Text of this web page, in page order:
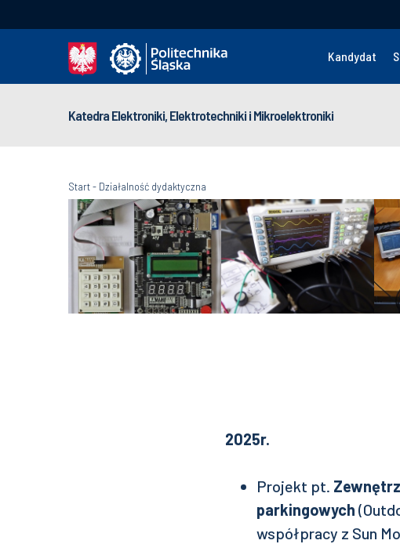
Kandydat
Katedra Elektroniki, Elektrotechniki i Mikroelektroniki
Start- Działalność dydaktyczna
2025r.
Projekt pt.
parkingowych
współpracy z Sun